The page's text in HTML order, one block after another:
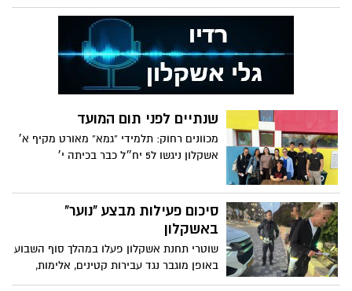
יבנה שהתקיימה תחת התאחדות הקראטה
בישראל, וחזרה עם הישגים מרשימים במיוחד:
מדליית זהב, חמש מדליות כסף, מדליית ארד
ומקום 7 בקומיטה
שנתיים לפני תום המועד
מכוונים רחוק: תלמידי “גמא” מאורט מקיף א׳
אשקלון ניגשו ל5 יח״ל כבר בכיתה י׳
סיכום פעילות מבצע "נוער"
באשקלון
שוטרי תחנת אשקלון פעלו במהלך סוף השבוע
באופן מוגבר נגד עבירות קטינים, אלימות,
סדר ציבורי ותנועה, במטרה לצמצם